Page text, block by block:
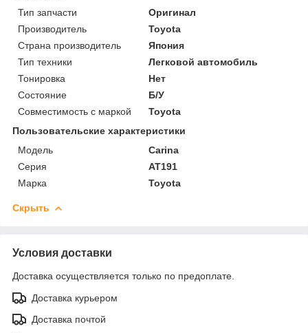
Тип запчасти
Оригинал
Производитель
Toyota
Страна производитель
Япония
Тип техники
Легковой автомобиль
Тонировка
Нет
Состояние
Б/У
Совместимость с маркой
Toyota
Пользовательские характеристики
Модель
Carina
Серия
AT191
Марка
Toyota
Скрыть
Условия доставки
Доставка осуществляется только по предоплате.
Доставка курьером
Доставка почтой